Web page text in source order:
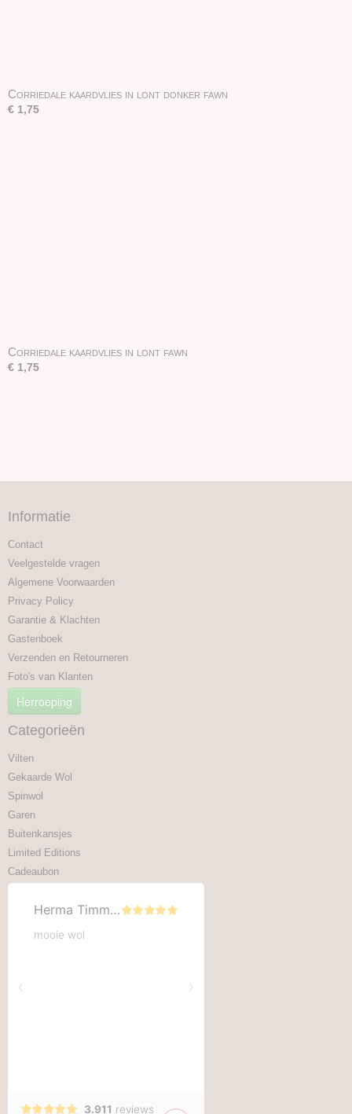
Corriedale kaardvlies in lont donker fawn
€ 1,75
Corriedale kaardvlies in lont fawn
€ 1,75
Informatie
Contact
Veelgestelde vragen
Algemene Voorwaarden
Privacy Policy
Garantie & Klachten
Gastenboek
Verzenden en Retourneren
Foto's van Klanten
Herroeping
Categorieën
Vilten
Gekaarde Wol
Spinwol
Garen
Buitenkansjes
Limited Editions
Cadeaubon